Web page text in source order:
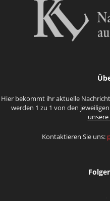
Hier bekommt ihr aktuelle
werden 1 zu 1 von den
unsere
Kontaktieren Sie uns: